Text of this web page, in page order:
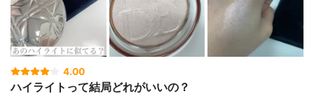
4.00
ハイライトって結局どれがいいの？